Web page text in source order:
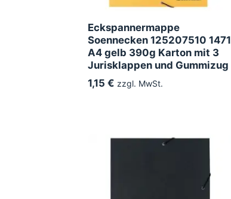
Eckspannermappe
Soennecken 125207510 1471
A4 gelb 390g Karton mit 3
Jurisklappen und Gummizug
1,15 € zzgl. MwSt.